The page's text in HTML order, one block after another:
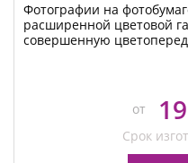
Фотографии на
расширенной цветовой
совершенную
от 19
Срок